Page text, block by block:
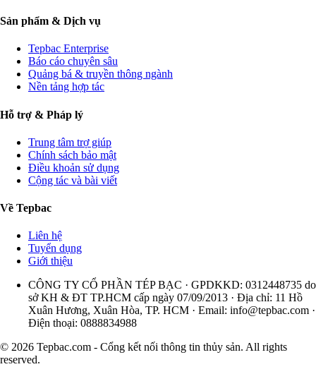
Sản phẩm & Dịch vụ
Tepbac Enterprise
Báo cáo chuyên sâu
Quảng bá & truyền thông ngành
Nền tảng hợp tác
Hỗ trợ & Pháp lý
Trung tâm trợ giúp
Chính sách bảo mật
Điều khoản sử dụng
Cộng tác và bài viết
Về Tepbac
Liên hệ
Tuyển dụng
Giới thiệu
CÔNG TY CỔ PHẦN TÉP BẠC · GPDKKD: 0312448735 do
sở KH & ĐT TP.HCM cấp ngày 07/09/2013 · Địa chỉ: 11 Hồ
Xuân Hương, Xuân Hòa, TP. HCM · Email: info@tepbac.com ·
Điện thoại: 0888834988
© 2026 Tepbac.com - Cổng kết nối thông tin thủy sản. All rights
reserved.